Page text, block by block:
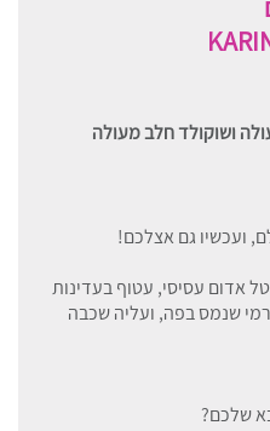
ושוקולד חלב מעולה
ועכשיו גם אצלכם!
אדום עסיסי, עטוף בעדינות
שנמס בפה, ועליה שכבה
שלכם?